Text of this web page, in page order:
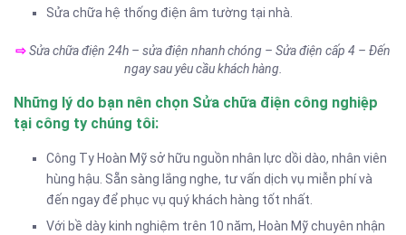
Sửa chữa hệ thống điện âm tường tại nhà.
⇨Sửa chữa điện 24h – sửa điện nhanh chóng – Sửa điện cấp 4 – Đến
ngay sau yêu cầu khách hàng.
Những lý do bạn nên chọn Sửa chữa điện công nghiệp
tại công ty chúng tôi:
Công Ty Hoàn Mỹ sở hữu nguồn nhân lực dồi dào, nhân viên
hùng hậu. Sẵn sàng lắng nghe, tư vấn dịch vụ miễn phí và
đến ngay để phục vụ quý khách hàng tốt nhất.
Với bề dày kinh nghiệm trên 10 năm, Hoàn Mỹ chuyên nhận